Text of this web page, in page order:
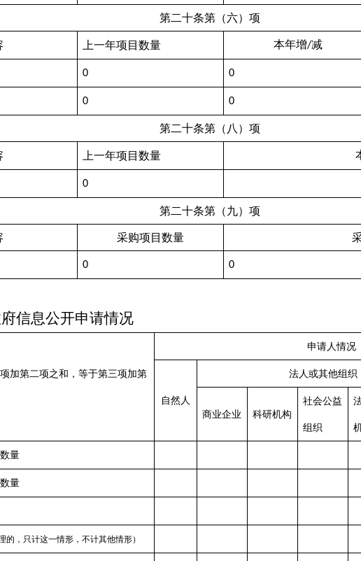
第二十条第（六）项
上一年项目数量 本年增/减
0 0
0 0
第二十条第（八）项
上一年项目数量
0
第二十条第（九）项
采购项目数量
0 0
信息公开申请情况
加第二项之和，等于第三项加第
申请人情况
自然人
法人或其他组织
商业企业
科研机构
社会公益
组织
量
量
的，只计这一情形，不计其他情形）